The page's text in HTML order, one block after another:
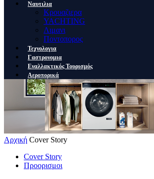
Ναυτιλια
Κρουαζιερα
YACHTING
Λιμανι
Ποντοπορος
Τεχνολογια
Γαστρονομια
Εναλλακτικός Τουρισμός
Αεροπορικά
Αρχική Cover Story
Cover Story
Προορισμοι